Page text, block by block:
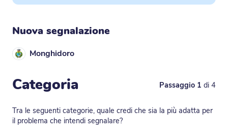
Nuova segnalazione
Monghidoro
Categoria Passaggio 1 di 4
Stai iniziando una nuova segnalazione!
Tra le seguenti categorie, quale credi che sia la più adatta per
il problema che intendi segnalare?